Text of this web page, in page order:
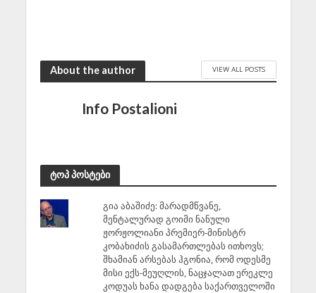
About the author VIEW ALL POSTS
Info Postalioni
ტოპ პოსტები
გია აბაშიძე: მარადმწვანე,
მენტალურად გოიმი ნანული
ჟორჟოლიანი პრემიერ-მინისტრ
კობახიძის გასამართლებას ითხოვს;
შხამიან არსებას ჰგონია, რომ ოდესმე
მისი ექს-მეუღლის, ნაცჯალათ ერეკლე
კოდუას ხანა დადგება საქართველოში